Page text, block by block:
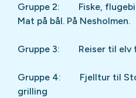
Gruppe 2: Fiske,
Mat på bål. På Nesholmen.
Gruppe 3: Reiser til elv
Gruppe 4: Fjelltur til
grilling